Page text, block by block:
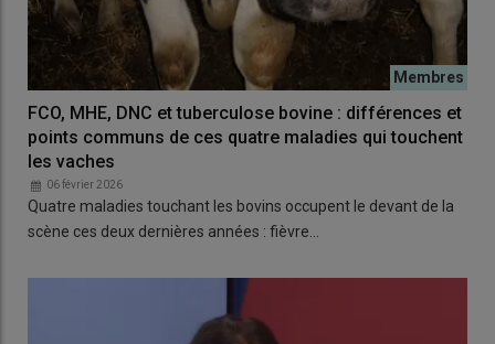
FCO, MHE, DNC et tuberculose bovine : différences et
points communs de ces quatre maladies qui touchent
les vaches
06 février 2026
Quatre maladies touchant les bovins occupent le devant de la
scène ces deux dernières années : fièvre…